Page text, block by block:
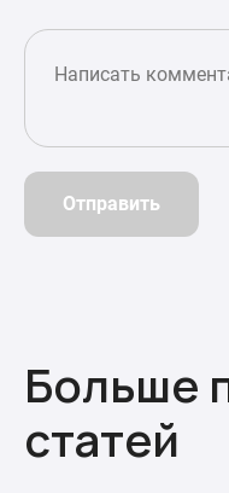
Отправить
Больше
статей